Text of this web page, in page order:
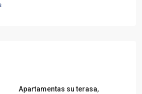
Apartamentas su terasa,